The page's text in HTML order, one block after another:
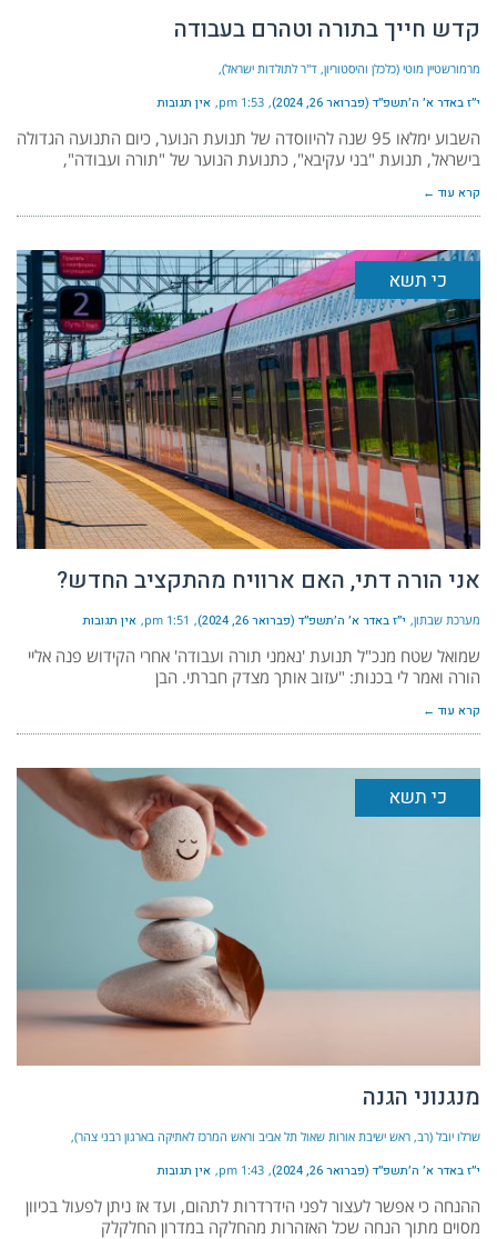
קדש חייך בתורה וטהרם בעבודה
מרמורשטיין מוטי (כלכלן והיסטוריון, ד"ר לתולדות ישראל)
י״ז באדר א׳ ה׳תשפ״ד (פברואר 26, 2024) 1:53 pm אין תגובות
השבוע ימלאו 95 שנה להיווסדה של תנועת הנוער, כיום התנועה הגדולה
בישראל, תנועת "בני עקיבא", כתנועת הנוער של "תורה ועבודה",
קרא עוד ←
כי תשא
אני הורה דתי, האם ארוויח מהתקציב החדש?
מערכת שבתון י״ז באדר א׳ ה׳תשפ״ד (פברואר 26, 2024) 1:51 pm אין תגובות
שמואל שטח מנכ"ל תנועת 'נאמני תורה ועבודה' אחרי הקידוש פנה אליי
הורה ואמר לי בכנות: "עזוב אותך מצדק חברתי. הבן
קרא עוד ←
כי תשא
מנגנוני הגנה
שרלו יובל (רב, ראש ישיבת אורות שאול תל אביב וראש המרכז לאתיקה בארגון רבני צהר)
י״ז באדר א׳ ה׳תשפ״ד (פברואר 26, 2024) 1:43 pm אין תגובות
ההנחה כי אפשר לעצור לפני הידרדרות לתהום, ועד אז ניתן לפעול בכיוון
מסוים מתוך הנחה שכל האזהרות מהחלקה במדרון החלקלק